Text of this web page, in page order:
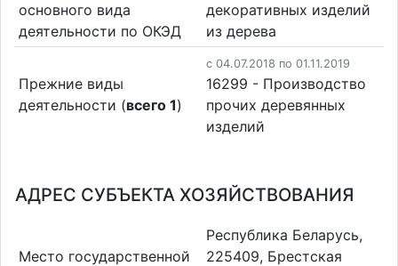
основного вида
деятельности по ОКЭД
декоративных изделий
из дерева
Прежние виды
деятельности (всего 1)
c 04.07.2018 по 01.11.2019
16299 - Производство
прочих деревянных
изделий
АДРЕС СУБЪЕКТА ХОЗЯЙСТВОВАНИЯ
Место государственной
Республика Беларусь,
225409, Брестская